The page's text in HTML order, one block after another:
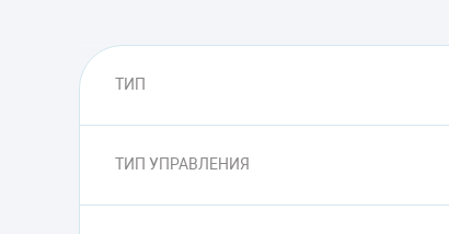
ТИП
ТИП УПРАВЛЕНИЯ